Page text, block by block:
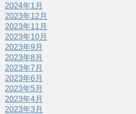
2024年1月
2023年12月
2023年11月
2023年10月
2023年9月
2023年8月
2023年7月
2023年6月
2023年5月
2023年4月
2023年3月